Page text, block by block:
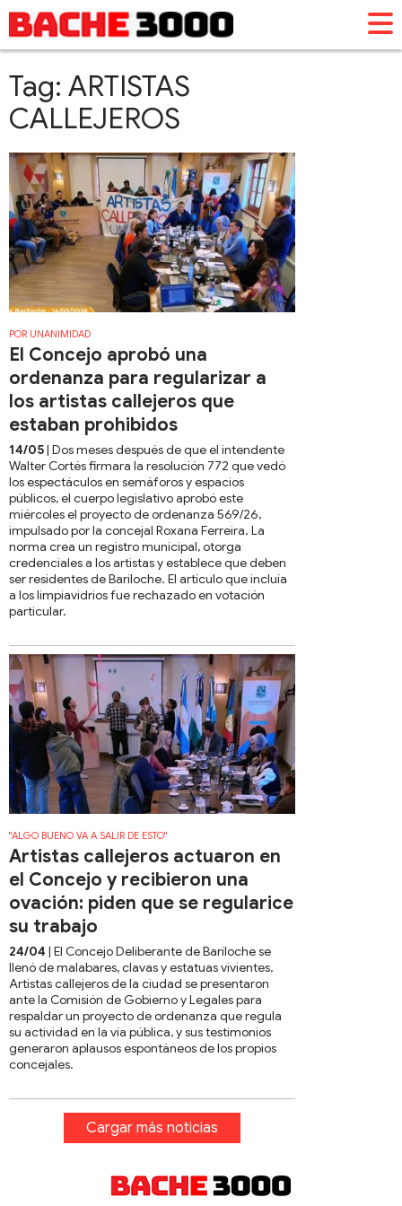
Tag: ARTISTAS
CALLEJEROS
POR UNANIMIDAD
El Concejo aprobó una
ordenanza para regularizar a
los artistas callejeros que
estaban prohibidos
14/05| Dos meses después de que el intendente
Walter Cortés firmara la resolución 772 que vedó
los espectáculos en semáforos y espacios
públicos, el cuerpo legislativo aprobó este
miércoles el proyecto de ordenanza 569/26,
impulsado por la concejal Roxana Ferreira. La
norma crea un registro municipal, otorga
credenciales a los artistas y establece que deben
ser residentes de Bariloche. El artículo que incluía
a los limpiavidrios fue rechazado en votación
particular.
"ALGO BUENO VA A SALIR DE ESTO"
Artistas callejeros actuaron en
el Concejo y recibieron una
ovación: piden que se regularice
su trabajo
24/04 | El Concejo Deliberante de Bariloche se
llenó de malabares, clavas y estatuas vivientes.
Artistas callejeros de la ciudad se presentaron
ante la Comisión de Gobierno y Legales para
respaldar un proyecto de ordenanza que regula
su actividad en la vía pública, y sus testimonios
generaron aplausos espontáneos de los propios
concejales.
Cargar más noticias